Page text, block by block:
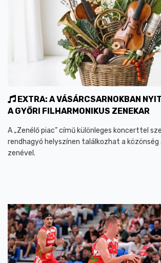
EXTRA: A VÁSÁRCSARNOKBAN
A GYŐRI FILHARMONIKUS ZENEKAR
A „Zenélő piac” című különleges koncerttel
rendhagyó helyszínen találkozhat a közönség
zenével.